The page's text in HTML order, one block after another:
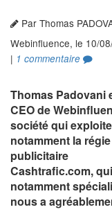
Par Thomas
Webinfluence, le 10/
| 1 commentaire
Thomas Padovani
CEO de
société qui exploite
notamment la régie
publicitaire
Cashtrafic.com,
notamment
nous a